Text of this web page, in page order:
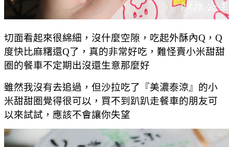
切面看起來很綿細，沒什麼空隙，吃起外酥內Q，Q
度快比麻糬還Q了，真的非常好吃，難怪賣小米甜甜
圈的餐車不定期出沒還生意那麼好
雖然我沒有去追過，但沙拉吃了『美濃泰涼』的小
米甜甜圈覺得很可以，買不到趴趴走餐車的朋友可
以來試試，應該不會讓你失望